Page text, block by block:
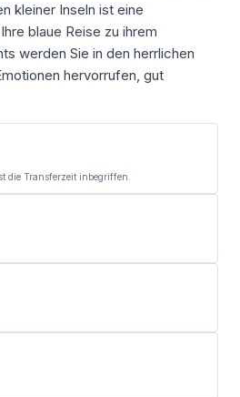
kleiner Inseln ist eine
blaue Reise zu ihrem
werden Sie in den herrlichen
hervorrufen, gut
die Transferzeit inbegriffen.